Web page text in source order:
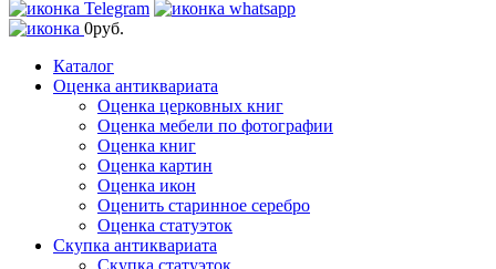
0руб.
Каталог
Оценка антиквариата
Оценка церковных книг
Оценка мебели по фотографии
Оценка книг
Оценка картин
Оценка икон
Оценить старинное серебро
Оценка статуэток
Скупка антиквариата
Скупка статуэток